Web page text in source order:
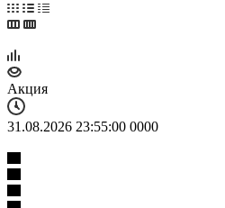
Акция
31.08.2026 23:55:00 0000